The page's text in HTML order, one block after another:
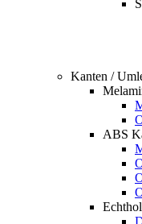
Kanten /
ABS